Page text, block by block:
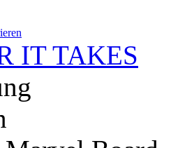
IT TAKES